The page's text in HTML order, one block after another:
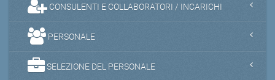
CONSULENTI E COLLABORATORI / INCARICHI
PERSONALE
SELEZIONE DEL PERSONALE